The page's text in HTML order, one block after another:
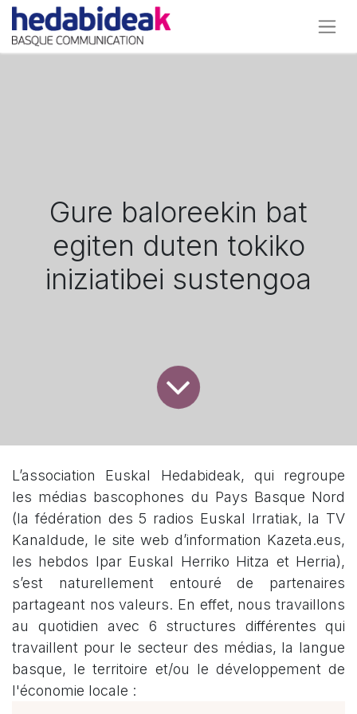
Gure baloreekin bat
egiten duten tokiko
iniziatibei sustengoa
L’association Euskal Hedabideak, qui regroupe
les médias bascophones du Pays Basque Nord
(la fédération des 5 radios Euskal Irratiak, la TV
Kanaldude, le site web d’information Kazeta.eus,
les hebdos Ipar Euskal Herriko Hitza et Herria),
s’est naturellement entouré de partenaires
partageant nos valeurs. En effet, nous travaillons
au quotidien avec 6 structures différentes qui
travaillent pour le secteur des médias, la langue
basque, le territoire et/ou le développement de
l'économie locale :